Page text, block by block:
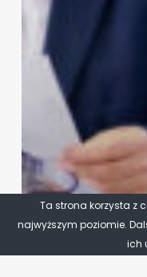
Ta strona korzysta z
najwyższym poziomie.
ich